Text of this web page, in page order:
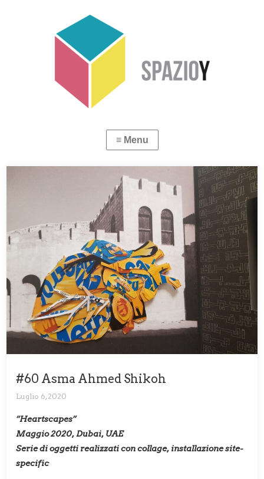
#60 Asma Ahmed Shikoh
Luglio 6, 2020
“Heartscapes”
Maggio 2020, Dubai, UAE
Serie di oggetti realizzati con collage, installazione site-
specific